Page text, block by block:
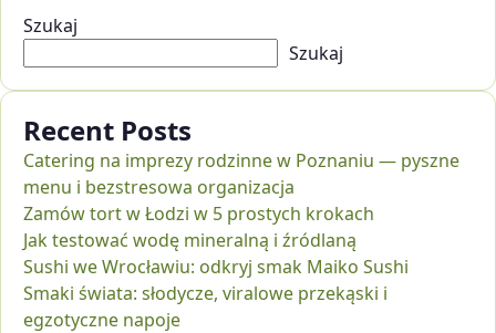
Szukaj
Szukaj
Recent Posts
Catering na imprezy rodzinne w Poznaniu — pyszne
menu i bezstresowa organizacja
Zamów tort w Łodzi w 5 prostych krokach
Jak testować wodę mineralną i źródlaną
Sushi we Wrocławiu: odkryj smak Maiko Sushi
Smaki świata: słodycze, viralowe przekąski i
egzotyczne napoje